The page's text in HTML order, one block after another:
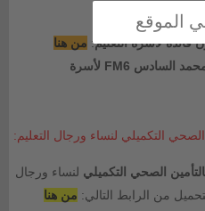
لأسرة التعليم: من هنا
المنح المقدمة من طرف مؤسسة محمد السادس FM6 لأسرة
التكميلي لنساء ورجال التعليم:
الصحي التكميلي لنساء ورجال
من هنا